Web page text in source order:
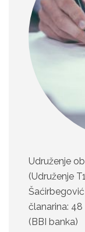
Udruženje
(Udruženje
članarina: 48
(BBI banka)